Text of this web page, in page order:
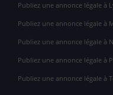
Publiez une annonce légale à
Publiez une annonce légale à
Publiez une annonce légale à
Publiez une annonce légale à
Publiez une annonce légale à